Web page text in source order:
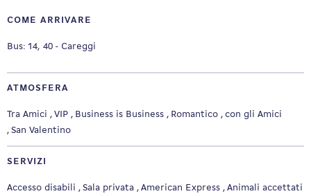
COME ARRIVARE
Bus: 14, 40 - Careggi
ATMOSFERA
Tra Amici VIP Business is Business Romantico
con gli Amici
San Valentino
SERVIZI
Accesso disabili Sala privata American Express Animali accettati